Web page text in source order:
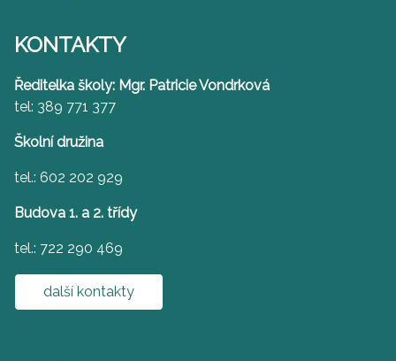
KONTAKTY
Ředitelka školy: Mgr. Patricie Vondrková
tel: 389 771 377
Školní družina
tel.: 602 202 929
Budova 1. a 2. třídy
tel.: 722 290 469
další kontakty